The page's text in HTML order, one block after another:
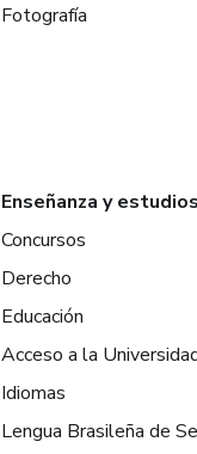
Fotografía
Enseñanza y
Concursos
Derecho
Educación
Acceso a la
Idiomas
Lengua Brasileña de